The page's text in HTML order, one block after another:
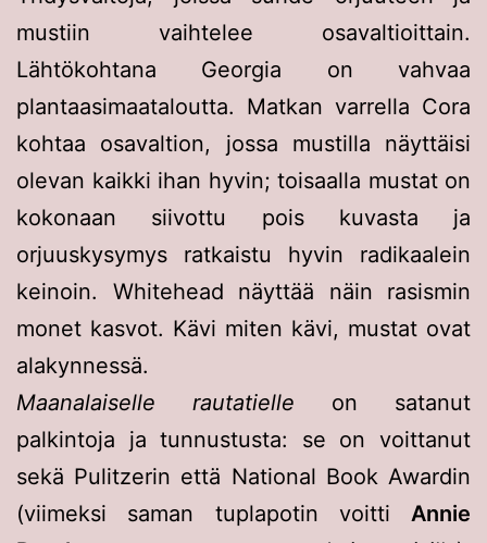
mustiin vaihtelee osavaltioittain.
Lähtökohtana Georgia on vahvaa
plantaasimaataloutta. Matkan varrella Cora
kohtaa osavaltion, jossa mustilla näyttäisi
olevan kaikki ihan hyvin; toisaalla mustat on
kokonaan siivottu pois kuvasta ja
orjuuskysymys ratkaistu hyvin radikaalein
keinoin. Whitehead näyttää näin rasismin
monet kasvot. Kävi miten kävi, mustat ovat
alakynnessä.
Maanalaiselle rautatielle on satanut
palkintoja ja tunnustusta: se on voittanut
sekä Pulitzerin että National Book Awardin
(viimeksi saman tuplapotin voitti Annie